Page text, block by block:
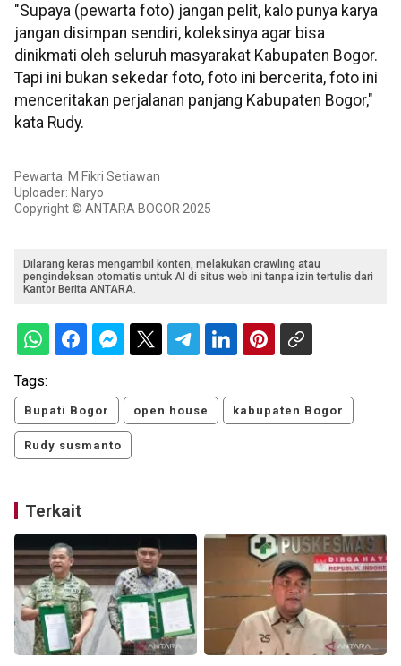
"Supaya (pewarta foto) jangan pelit, kalo punya karya
jangan disimpan sendiri, koleksinya agar bisa
dinikmati oleh seluruh masyarakat Kabupaten Bogor.
Tapi ini bukan sekedar foto, foto ini bercerita, foto ini
menceritakan perjalanan panjang Kabupaten Bogor,"
kata Rudy.
Pewarta: M Fikri Setiawan
Uploader: Naryo
Copyright © ANTARA BOGOR 2025
Dilarang keras mengambil konten, melakukan crawling atau
pengindeksan otomatis untuk AI di situs web ini tanpa izin tertulis dari
Kantor Berita ANTARA.
Tags:
Bupati Bogor open house kabupaten Bogor
Rudy susmanto
Terkait